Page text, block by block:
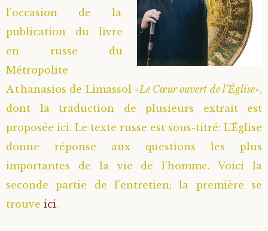
l’occasion de la
publication du livre
en russe du
Métropolite
Athanasios de Limassol «Le Cœur ouvert de l’Église»,
dont la traduction de plusieurs extrait est
proposée ici. Le texte russe est sous-titré: L’Église
donne réponse aux questions les plus
importantes de la vie de l’homme. Voici la
seconde partie de l’entretien; la première se
trouve ici.